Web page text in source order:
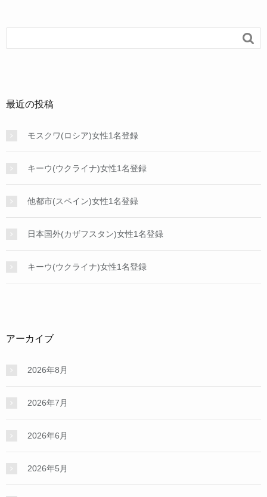

最近の投稿
モスクワ(ロシア)女性1名登録
キーウ(ウクライナ)女性1名登録
他都市(スペイン)女性1名登録
日本国外(カザフスタン)女性1名登録
キーウ(ウクライナ)女性1名登録
アーカイブ
2026年8月
2026年7月
2026年6月
2026年5月